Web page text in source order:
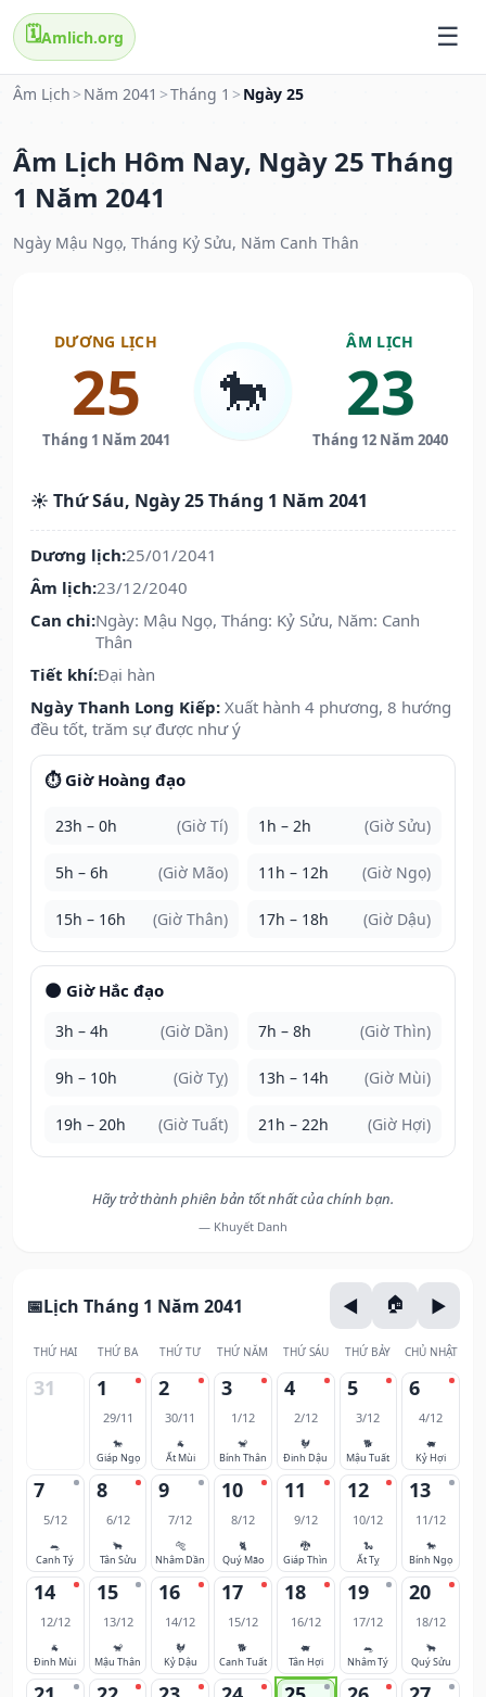
🗓️Amlich.org
Âm Lịch > Năm 2041 >Tháng 1 > Ngày 25
Âm Lịch Hôm Nay, Ngày 25 Tháng
1 Năm 2041
Ngày Mậu Ngọ, Tháng Kỷ Sửu, Năm Canh Thân
DƯƠNG LỊCH
25
Tháng 1 Năm 2041
🐎
ÂM LỊCH
23
Tháng 12 Năm 2040
☀️ Thứ Sáu, Ngày 25 Tháng 1 Năm 2041
Dương lịch:25/01/2041
Âm lịch:23/12/2040
Can chi:Ngày: Mậu Ngọ, Tháng: Kỷ Sửu, Năm: Canh
Thân
Tiết khí:Đại hàn
Ngày Thanh Long Kiếp: Xuất hành 4 phương, 8 hướng
đều tốt, trăm sự được như ý
⏱️ Giờ Hoàng đạo
23h – 0h (Giờ Tí) 1h – 2h (Giờ Sửu)
5h – 6h (Giờ Mão) 11h – 12h (Giờ Ngọ)
15h – 16h (Giờ Thân) 17h – 18h (Giờ Dậu)
🌑 Giờ Hắc đạo
3h – 4h (Giờ Dần) 7h – 8h (Giờ Thìn)
9h – 10h (Giờ Tỵ) 13h – 14h (Giờ Mùi)
19h – 20h (Giờ Tuất) 21h – 22h (Giờ Hợi)
Hãy trở thành phiên bản tốt nhất của chính bạn.
— Khuyết Danh
Lịch Tháng 1 Năm 2041
THỨ HAI THỨ BA THỨ TƯ THỨ NĂM THỨ SÁU THỨ BẢY CHỦ NHẬT
31 1
29/11
🐎
Giáp Ngọ
2
30/11
🐐
Ất Mùi
3
1/12
🐒
Bính Thân
4
2/12
🐓
Đinh Dậu
5
3/12
🐕
Mậu Tuất
6
4/12
🐖
Kỷ Hợi
7
5/12
🐀
Canh Tý
8
6/12
🐂
Tân Sửu
9
7/12
🐅
Nhâm Dần
10
8/12
🐈
Quý Mão
11
9/12
🐉
Giáp Thìn
12
10/12
🐍
Ất Tỵ
13
11/12
🐎
Bính Ngọ
14
12/12
🐐
Đinh Mùi
15
13/12
🐒
Mậu Thân
16
14/12
🐓
Kỷ Dậu
17
15/12
🐕
Canh Tuất
18
16/12
🐖
Tân Hợi
19
17/12
🐀
Nhâm Tý
20
18/12
🐂
Quý Sửu